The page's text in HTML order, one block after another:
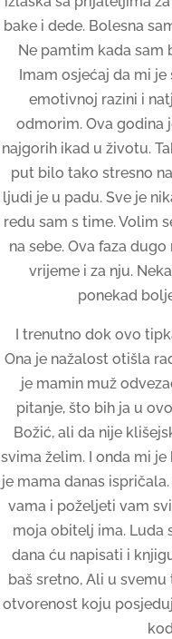
bake i dede. Bolesna
Ne pamtim kada
Imam osjećaj da mi
emotivnoj razini i
odmorim. Ova godina
najgorih ikad u životu.
put bilo tako stresno
ljudi je u padu. Sve je
redu sam s time. Volim
na sebe. Ova faza
vrijeme i za nju.
ponekad
I trenutno dok ovo
Ona je nažalost otišla
je mamin muž
pitanje, što bih ja u
Božić, ali da nije
svima želim. I onda mi
je mama danas
vama i poželjeti vam
moja obitelj ima. Luda
dana ću napisati i
baš sretno, Ali u
otvorenost koju